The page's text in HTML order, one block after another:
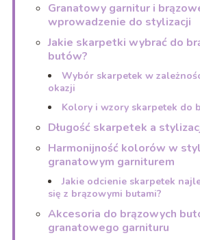
Granatowy garnitur i
wprowadzenie do stylizacji
Jakie skarpetki wybrać do
butów?
Wybór skarpetek w
okazji
Kolory i wzory skarpetek do
Długość skarpetek a
Harmonijność kolorów w
granatowym garniturem
Jakie odcienie skarpetek
się z brązowymi butami?
Akcesoria do brązowych
granatowego garnituru